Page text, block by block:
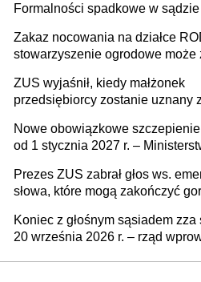
Formalności spadkowe w
zmarłego
Zakaz nocowania na działce
stowarzyszenie ogrodowe może
działki (wypowiedzieć
ZUS wyjaśnił, kiedy małżonek
przedsiębiorcy zostanie uznany
Nowe obowiązkowe
od 1 stycznia 2027 r. –
2027 r.
Prezes ZUS zabrał głos ws.
słowa, które mogą zakończyć
Koniec z głośnym sąsiadem zza
20 września 2026 r. – rząd